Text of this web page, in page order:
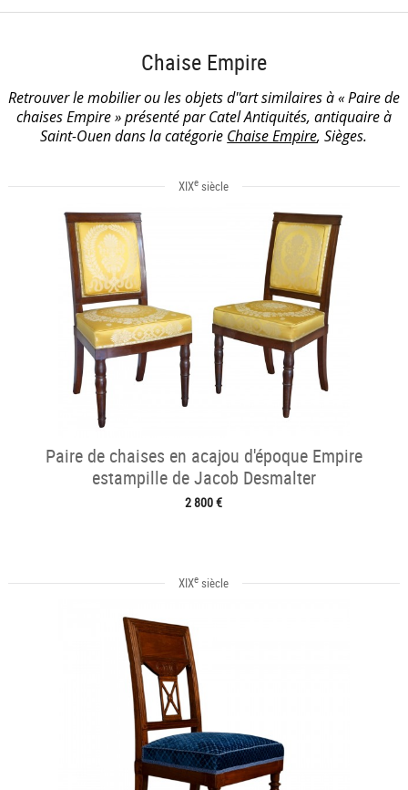
Chaise Empire
Retrouver le mobilier ou les objets d''art similaires à « Paire de
chaises Empire » présenté par Catel Antiquités, antiquaire à
Saint-Ouen dans la catégorie Chaise Empire, Sièges.
XIXe siècle
Paire de chaises en acajou d'époque Empire
estampille de Jacob Desmalter
2 800 €
XIXe siècle